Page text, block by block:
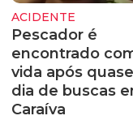
ACIDENTE
Pescador é
encontrado
vida após
dia de buscas
Caraíva